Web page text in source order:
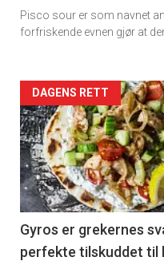
Pisco sour er som navnet
forfriskende evnen gjør at
Forsiden
akkurat
nå
-
2
DAGENS RETT
Gyros er grekernes
perfekte tilskuddet til